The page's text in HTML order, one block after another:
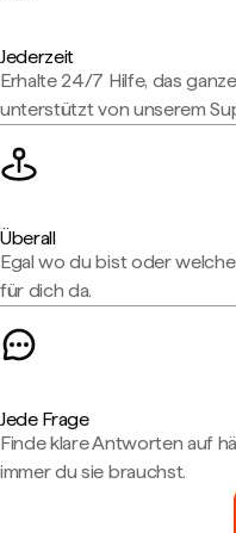
Jederzeit
Erhalte 24/7 Hilfe, das
unterstützt von unserem
Überall
Egal wo du bist oder
für dich da.
Jede Frage
Finde klare Antworten auf
immer du sie brauchst.